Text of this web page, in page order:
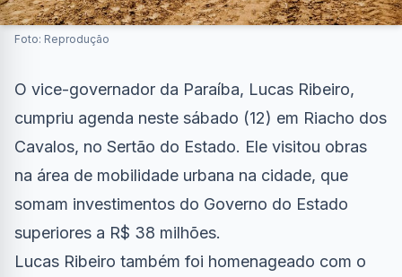
Foto: Reprodução
O vice-governador da Paraíba, Lucas Ribeiro,
cumpriu agenda neste sábado (12) em Riacho dos
Cavalos, no Sertão do Estado. Ele visitou obras
na área de mobilidade urbana na cidade, que
somam investimentos do Governo do Estado
superiores a R$ 38 milhões.
Lucas Ribeiro também foi homenageado com o